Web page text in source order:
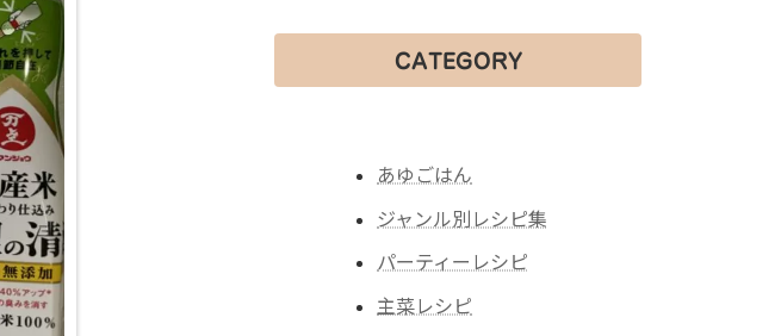
CATEGORY
あゆごはん
ジャンル別レシピ集
パーティーレシピ
主菜レシピ